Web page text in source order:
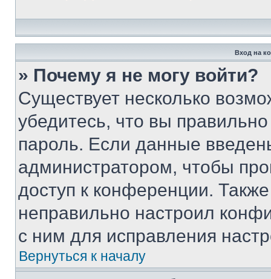
Вход на
» Почему я не могу войти?
Существует несколько
убедитесь, что вы
пароль. Если данные
администратором, чтобы
доступ к конференции.
неправильно настроил
с ним для исправления
Вернуться к началу